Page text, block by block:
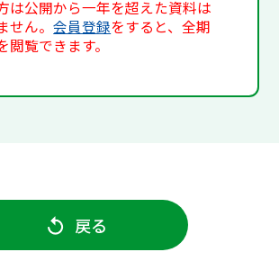
は公開から一年を超えた資料は
せん。会員登録をすると、全期
閲覧できます。
戻る